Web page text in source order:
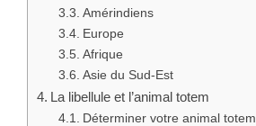
Amérindiens
Europe
Afrique
Asie du Sud-Est
La libellule et l’animal totem
Déterminer votre animal totem